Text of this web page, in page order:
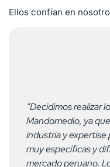
Ellos confían en
“Decidimos realizar
Mandomedio, ya
industria y expertise
muy específicas y
mercado peruano.